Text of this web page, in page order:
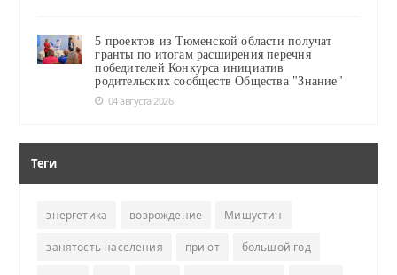
5 проектов из Тюменской области получат
гранты по итогам расширения перечня
победителей Конкурса инициатив
родительских сообществ Общества "Знание"
04 августа 2026
Теги
энергетика возрождение Мишустин
занятость населения приют большой год